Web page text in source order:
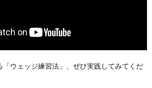
「ウェッジ練習法」、ぜひ実践してみてくだ